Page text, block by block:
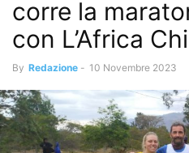
corre la
con L’Africa
By Redazione - 10 Novembre 2023